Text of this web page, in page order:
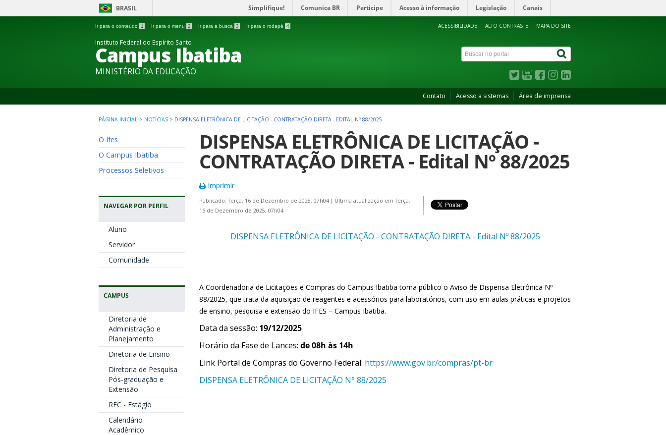
BRASIL Simplifique! Comunica BR Participe Acesso à informação Legislação Canais
Ir para o conteúdo 1 Ir para o menu 2 Ir para a busca 3 Ir para o rodapé 4 ACESSIBILIDADE ALTO CONTRASTE MAPA DO SITE
Instituto Federal do Espírito Santo
Campus Ibatiba
MINISTÉRIO DA EDUCAÇÃO
Contato Acesso a sistemas Área de imprensa
PÁGINA INICIAL > NOTÍCIAS > DISPENSA ELETRÔNICA DE LICITAÇÃO - CONTRATAÇÃO DIRETA - EDITAL Nº 88/2025
O Ifes
O Campus Ibatiba
Processos Seletivos
NAVEGAR POR PERFIL
Aluno
Servidor
Comunidade
CAMPUS
Diretoria de
Administração e
Planejamento
Diretoria de Ensino
Diretoria de Pesquisa
Pós-graduação e
Extensão
REC - Estágio
Calendário
Acadêmico
DISPENSA ELETRÔNICA DE LICITAÇÃO -
CONTRATAÇÃO DIRETA - Edital Nº 88/2025
Imprimir
Publicado: Terça, 16 de Dezembro de 2025, 07h04 | Última atualização em Terça,
16 de Dezembro de 2025, 07h04
DISPENSA ELETRÔNICA DE LICITAÇÃO - CONTRATAÇÃO DIRETA - Edital Nº 88/2025
A Coordenadoria de Licitações e Compras do Campus Ibatiba torna público o Aviso de Dispensa Eletrônica Nº
88/2025, que trata da aquisição de reagentes e acessórios para laboratórios, com uso em aulas práticas e projetos
de ensino, pesquisa e extensão do IFES – Campus Ibatiba.
Data da sessão: 19/12/2025
Horário da Fase de Lances: de 08h às 14h
Link Portal de Compras do Governo Federal: https://www.gov.br/compras/pt-br
DISPENSA ELETRÔNICA DE LICITAÇÃO N° 88/2025